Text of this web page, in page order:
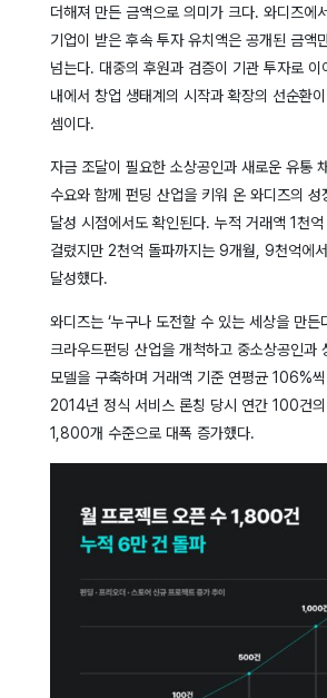
더해져 만든 금액으로 의미가 크다. 와디즈에
기업이 받은 후속 투자 유치액은 공개된 금
넘는다. 대중의 후원과 검증이 기관 투자로 이
내에서 창업 생태계의 시작과 확장의 선순환
셈이다.
자금 조달이 필요한 소상공인과 새로운 유통
수요와 함께 펀딩 산업을 키워 온 와디즈의 성
달성 시점에서도 확인된다. 누적 거래액 1천
걸렸지만 2천억 돌파까지는 9개월, 9천억에
달성했다.
와디즈는 ‘누구나 도전할 수 있는 세상을 만든
크라우드펀딩 산업을 개척하고 중소상공인과
모델을 구축하며 거래액 기준 연평균 106%
2014년 정식 서비스 론칭 당시 연간 100건
1,800개 수준으로 대폭 증가했다.